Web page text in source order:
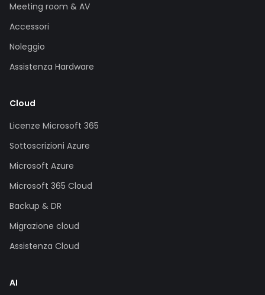
Meeting room & AV
Accessori
Noleggio
Assistenza Hardware
Cloud
Licenze Microsoft 365
Sottoscrizioni Azure
Microsoft Azure
Microsoft 365 Cloud
Backup & DR
Migrazione cloud
Assistenza Cloud
AI